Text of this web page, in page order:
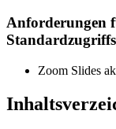
Anforderungen
Standardzugriffs
Zoom Slides